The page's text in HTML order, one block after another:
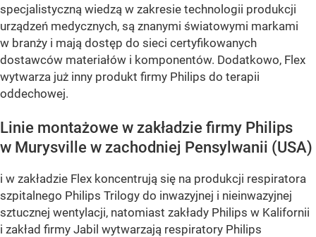
specjalistyczną wiedzą w zakresie technologii produkcji
urządzeń medycznych, są znanymi światowymi markami
w branży i mają dostęp do sieci certyfikowanych
dostawców materiałów i komponentów. Dodatkowo, Flex
wytwarza już inny produkt firmy Philips do terapii
oddechowej.
Linie montażowe w zakładzie firmy Philips
w Murysville w zachodniej Pensylwanii (USA)
i w zakładzie Flex koncentrują się na produkcji respiratora
szpitalnego Philips Trilogy do inwazyjnej i nieinwazyjnej
sztucznej wentylacji, natomiast zakłady Philips w Kalifornii
i zakład firmy Jabil wytwarzają respiratory Philips